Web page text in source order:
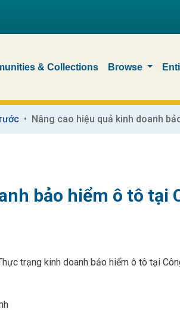
& Collections Browse
bảo hiểm ô tô tại
trạng kinh doanh bảo hiểm ô tô tại